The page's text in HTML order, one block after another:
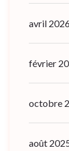
avril
février
octobre
août